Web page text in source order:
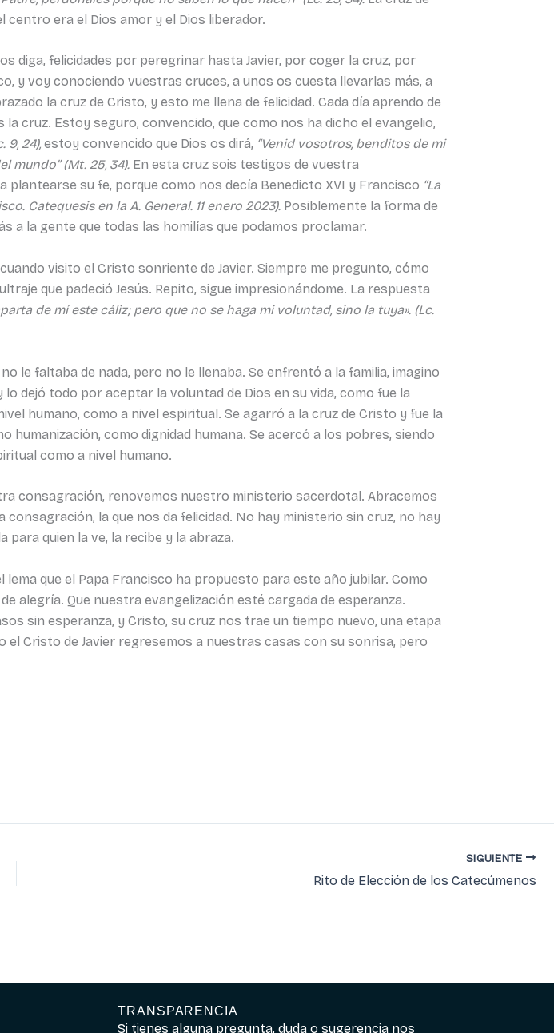
centro era el Dios amor y el Dios liberador.
diga, felicidades por peregrinar hasta Javier, por coger la cruz, por
y voy conociendo vuestras cruces, a unos os cuesta llevarlas más, a
la cruz de Cristo, y esto me llena de felicidad. Cada día aprendo de
cruz. Estoy seguro, convencido, que como nos ha dicho el evangelio,
9, 24), estoy convencido que Dios os dirá, “Venid vosotros, benditos de mi
mundo” (Mt. 25, 34). En esta cruz sois testigos de vuestra
su fe, porque como nos decía Benedicto XVI y Francisco “La
Catequesis en la A. General. 11 enero 2023). Posiblemente la forma de
a la gente que todas las homilías que podamos proclamar.
visito el Cristo sonriente de Javier. Siempre me pregunto, cómo
que padeció Jesús. Repito, sigue impresionándome. La respuesta
de mí este cáliz; pero que no se haga mi voluntad, sino la tuya». (Lc.
le faltaba de nada, pero no le llenaba. Se enfrentó a la familia, imagino
dejó todo por aceptar la voluntad de Dios en su vida, como fue la
humano, como a nivel espiritual. Se agarró a la cruz de Cristo y fue la
como dignidad humana. Se acercó a los pobres, siendo
como a nivel humano.
consagración, renovemos nuestro ministerio sacerdotal. Abracemos
consagración, la que nos da felicidad. No hay ministerio sin cruz, no hay
para quien la ve, la recibe y la abraza.
lema que el Papa Francisco ha propuesto para este año jubilar. Como
alegría. Que nuestra evangelización esté cargada de esperanza.
sin esperanza, y Cristo, su cruz nos trae un tiempo nuevo, una etapa
el Cristo de Javier regresemos a nuestras casas con su sonrisa, pero
SIGUIENTE
Rito de Elección de los Catecúmenos
TRANSPARENCIA
Si tienes alguna pregunta, duda o sugerencia nos